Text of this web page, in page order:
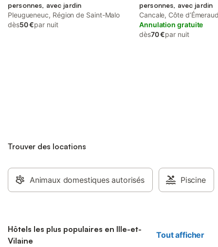
personnes, avec jardin
Pleugueneuc, Région de Saint-Malo
dès50 €par nuit
personnes, avec jardin
Cancale, Côte
Annulation gratuite
dès70 €par nuit
Trouver des locations
Animaux domestiques autorisés Piscine
Hôtels les plus populaires en Ille-et-
Vilaine
Tout afficher